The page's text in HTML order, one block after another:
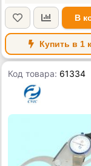
В
Купить в 1
Код товара: 61334